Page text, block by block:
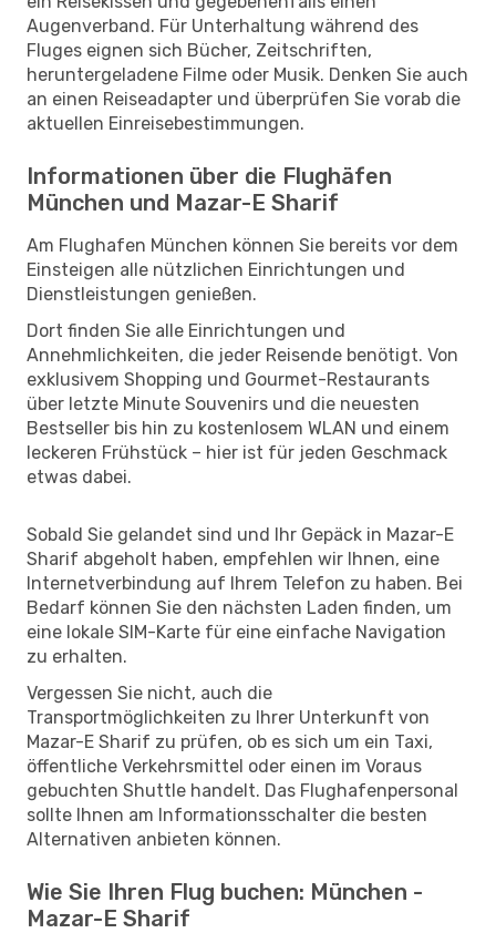
Augenverband. Für Unterhaltung während des
Fluges eignen sich Bücher, Zeitschriften,
heruntergeladene Filme oder Musik. Denken Sie auch
an einen Reiseadapter und überprüfen Sie vorab die
aktuellen Einreisebestimmungen.
Informationen über die Flughäfen
München und Mazar-E Sharif
Am Flughafen München können Sie bereits vor dem
Einsteigen alle nützlichen Einrichtungen und
Dienstleistungen genießen.
Dort finden Sie alle Einrichtungen und
Annehmlichkeiten, die jeder Reisende benötigt. Von
exklusivem Shopping und Gourmet-Restaurants
über letzte Minute Souvenirs und die neuesten
Bestseller bis hin zu kostenlosem WLAN und einem
leckeren Frühstück – hier ist für jeden Geschmack
etwas dabei.
Sobald Sie gelandet sind und Ihr Gepäck in Mazar-E
Sharif abgeholt haben, empfehlen wir Ihnen, eine
Internetverbindung auf Ihrem Telefon zu haben. Bei
Bedarf können Sie den nächsten Laden finden, um
eine lokale SIM-Karte für eine einfache Navigation
zu erhalten.
Vergessen Sie nicht, auch die
Transportmöglichkeiten zu Ihrer Unterkunft von
Mazar-E Sharif zu prüfen, ob es sich um ein Taxi,
öffentliche Verkehrsmittel oder einen im Voraus
gebuchten Shuttle handelt. Das Flughafenpersonal
sollte Ihnen am Informationsschalter die besten
Alternativen anbieten können.
Wie Sie Ihren Flug buchen: München -
Mazar-E Sharif